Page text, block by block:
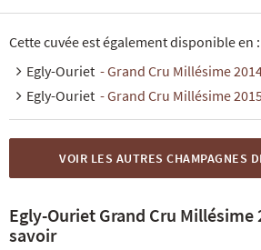
Cette cuvée est également disponible en :
Egly-Ouriet - Grand Cru Millésime
Egly-Ouriet - Grand Cru Millésime 2015
VOIR LES AUTRES CHAMPAGNES
Egly-Ouriet Grand Cru Millésime
savoir